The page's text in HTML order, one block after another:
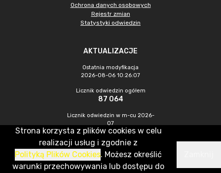
Ochrona danych osobowych
Rejestr zmian
Statystyki odwiedzin
AKTUALIZACJE
Ostatnia modyfikacja
2026-08-06 10:26:07
Licznik odwiedzin ogółem
87 064
Licznik odwiedzin w m-cu 2026-
07
535
CMS & Hosting: Nefeni Sp. z o.o.
Strona korzysta z plików cookies w celu
realizacji usług i zgodnie z
Polityką Plików Cookies. Możesz określić
warunki przechowywania lub dostępu do